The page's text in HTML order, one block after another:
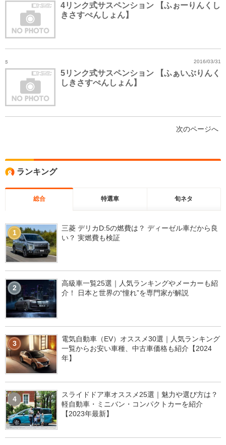
4リンク式サスペンション 【ふぉーりんくし
きさすぺんしょん】
5 2016/03/31
5リンク式サスペンション 【ふぁいぶりんく
しきさすぺんしょん】
次のページへ
ランキング
総合 特選車 旬ネタ
1
三菱 デリカD:5の燃費は？ ディーゼル車だから良
い？ 実燃費も検証
2
高級車一覧25選｜人気ランキングやメーカーも紹
介！ 日本と世界の“憧れ”を専門家が解説
3
電気自動車（EV）オススメ30選｜人気ランキング
一覧からお安い車種、中古車価格も紹介【2024
年】
4
スライドドア車オススメ25選｜魅力や選び方は？
軽自動車・ミニバン・コンパクトカーを紹介
【2023年最新】